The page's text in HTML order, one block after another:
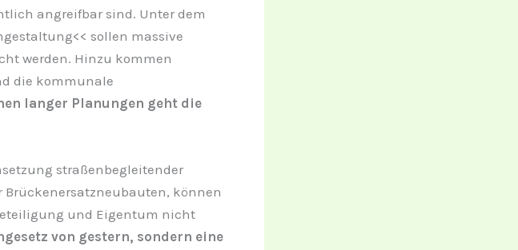
angreifbar sind. Unter dem
sollen massive
werden. Hinzu kommen
die kommunale
langer Planungen geht die
straßenbegleitender
Brückenersatzneubauten, können
und Eigentum nicht
von gestern, sondern eine